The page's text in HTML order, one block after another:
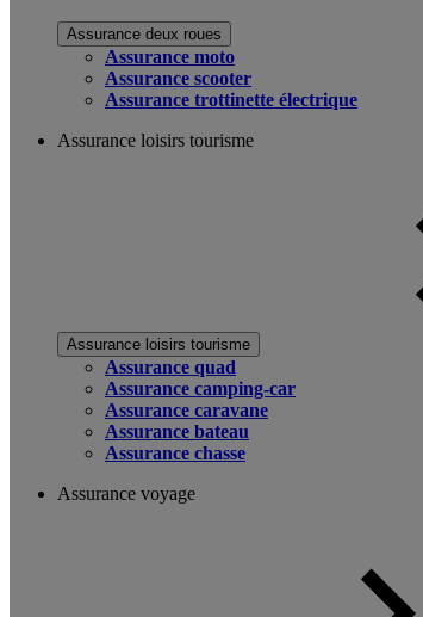
Assurance deux roues
Assurance moto
Assurance scooter
Assurance trottinette électrique
Assurance loisirs tourisme
Assurance loisirs tourisme
Assurance quad
Assurance camping-car
Assurance caravane
Assurance bateau
Assurance chasse
Assurance voyage